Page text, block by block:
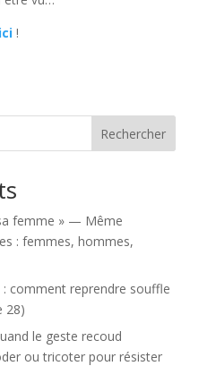
!
Rechercher
femme » — Même
: femmes, hommes,
: comment reprendre souffle
28)
le geste recoud
ou tricoter pour résister